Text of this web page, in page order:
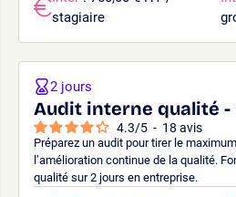
stagiaire
Audit interne qualité -
4.3/5 - 18 avis
Préparez un audit pour tirer le
l’amélioration continue de la qualité.
qualité sur 2 jours en entreprise.
2 jours